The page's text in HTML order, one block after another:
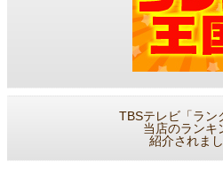
TBSテレビ「ラン
当店のランキ
紹介されまし